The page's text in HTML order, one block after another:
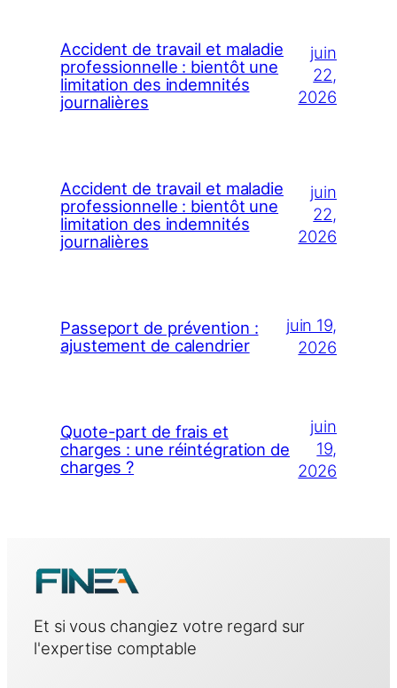
Accident de travail et maladie
professionnelle : bientôt une
limitation des indemnités
journalières
juin
22,
2026
Accident de travail et maladie
professionnelle : bientôt une
limitation des indemnités
journalières
juin
22,
2026
Passeport de prévention :
ajustement de calendrier
juin 19,
2026
Quote-part de frais et
charges : une réintégration de
charges ?
juin
19,
2026
Et si vous changiez votre regard sur
l'expertise comptable